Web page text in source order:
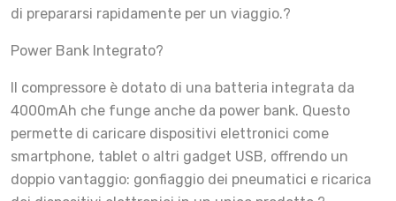
di prepararsi rapidamente per un viaggio.?
Power Bank Integrato?
Il compressore è dotato di una batteria integrata da
4000mAh che funge anche da power bank. Questo
permette di caricare dispositivi elettronici come
smartphone, tablet o altri gadget USB, offrendo un
doppio vantaggio: gonfiaggio dei pneumatici e ricarica